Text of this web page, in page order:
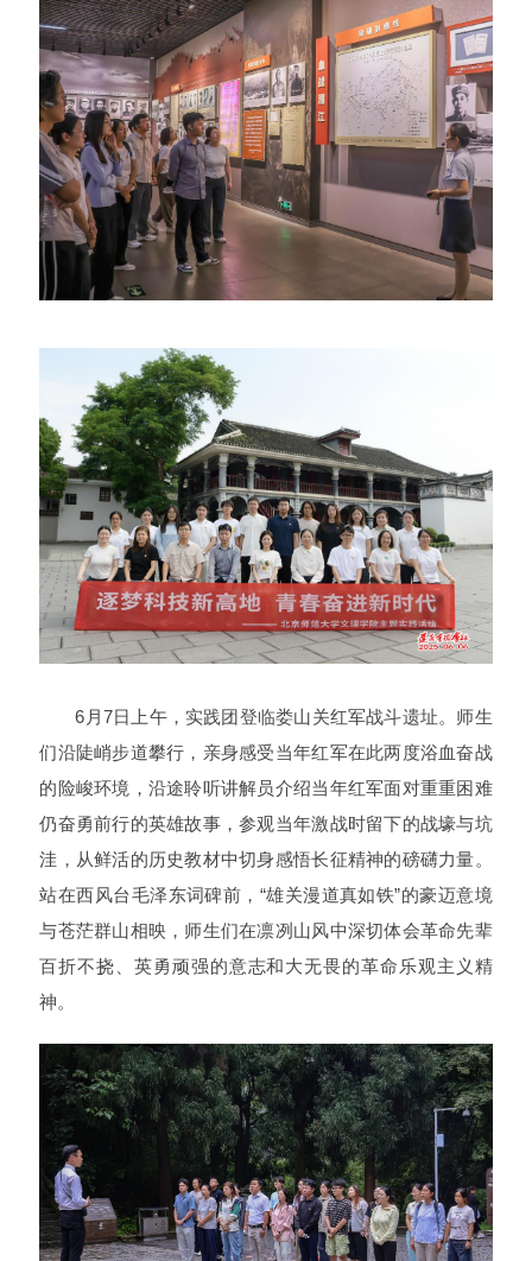
6月7日上午，实践团登临娄山关红军战斗遗址。师生
们沿陡峭步道攀行，亲身感受当年红军在此两度浴血奋战
的险峻环境，沿途聆听讲解员介绍当年红军面对重重困难
仍奋勇前行的英雄故事，参观当年激战时留下的战壕与坑
洼，从鲜活的历史教材中切身感悟长征精神的磅礴力量。
站在西风台毛泽东词碑前，“雄关漫道真如铁”的豪迈意境
与苍茫群山相映，师生们在凛冽山风中深切体会革命先辈
百折不挠、英勇顽强的意志和大无畏的革命乐观主义精
神。